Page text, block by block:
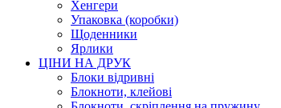
Хенгери
Упаковка (коробки)
Щоденники
Ярлики
ЦІНИ НА ДРУК
Блоки відривні
Блокноти, клейові